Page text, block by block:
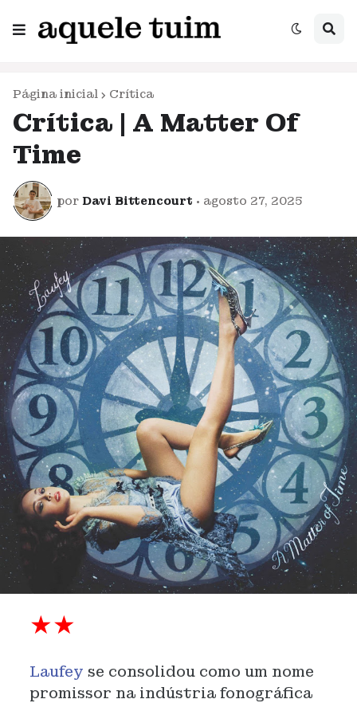
Página inicial Crítica
Crítica | A Matter Of
Time
por Davi Bittencourt • agosto 27, 2025
★★
Laufey se consolidou como um nome
promissor na indústria fonográfica